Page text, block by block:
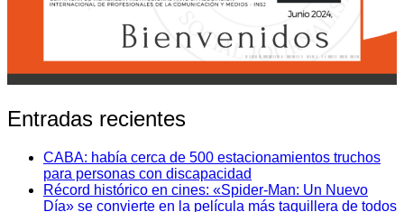
Entradas recientes
CABA: había cerca de 500 estacionamientos truchos
para personas con discapacidad
Récord histórico en cines: «Spider-Man: Un Nuevo
Día» se convierte en la película más taquillera de todos